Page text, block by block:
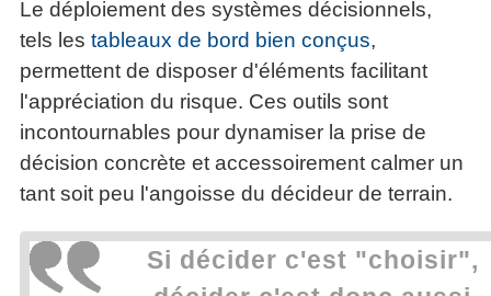
Le déploiement des systèmes décisionnels,
tels les tableaux de bord bien conçus,
permettent de disposer d'éléments facilitant
l'appréciation du risque. Ces outils sont
incontournables pour dynamiser la prise de
décision concrète et accessoirement calmer un
tant soit peu l'angoisse du décideur de terrain.
Si décider c'est "choisir",